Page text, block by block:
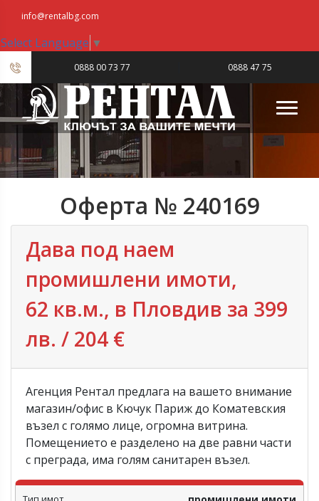
info@rentalbg.com
Select Language ▼
0888 00 73 77 0888 47 75
23
Оферта № 240169
Дава под наем
промишлени имоти,
62 кв.м., в Пловдив‎ за 399
лв. / 204 €
Агенция Рентал предлага на вашето внимание
магазин/офис в Кючук Париж до Коматевския
възел с голямо лице, огромна витрина.
Помещението е разделено на две равни части
с преграда, има голям санитарен възел.